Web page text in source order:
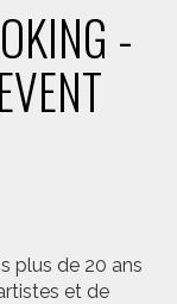
-
plus de 20 ans
et de